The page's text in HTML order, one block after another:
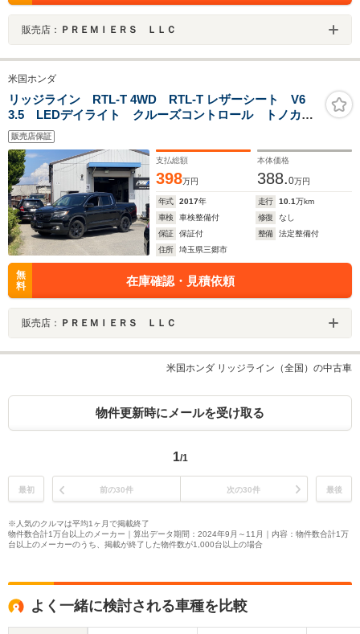
販売店： ＰＲＥＭＩＥＲＳ ＬＬＣ
米国ホンダ
リッジライン RTL-T 4WD RTL-T レザーシート V6
3.5 LEDデイライト クルーズコントロール トノカバ
ー 18インチ 10インチディスプレイ AWD デュアル
アクション テールゲート パワーシート ブルートゥ
ースオーディオ CarApplePlay
販売店保証
支払総額
398万円
本体価格
388.0万円
年式 2017年 走行 10.1万km
車検
車検整備付 修復
なし
保証
保証付 整備
法定整備付
住所
埼玉県三郷市
無
料
在庫確認・見積依頼
販売店： ＰＲＥＭＩＥＲＳ ＬＬＣ
米国ホンダ リッジライン（全国）の中古車
物件更新時にメールを受け取る
1/1
最初 前の30件 次の30件 最後
※人気のクルマは平均1ヶ月で掲載終了
物件数合計1万台以上のメーカー｜算出データ期間：2024年9月～11月｜内容：物件数合計1万
台以上のメーカーのうち、掲載が終了した物件数が1,000台以上の場合
よく一緒に検討される車種を比較